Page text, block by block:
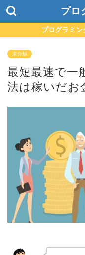
プロ
プログラミン
未分類
最短最速で一
法は稼いだお